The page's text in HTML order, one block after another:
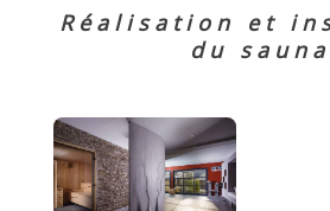
Réalisation et
du